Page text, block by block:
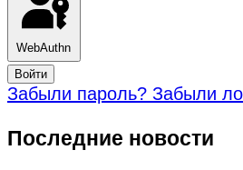
WebAuthn
Войти
Забыли пароль? Забыли
Последние новости